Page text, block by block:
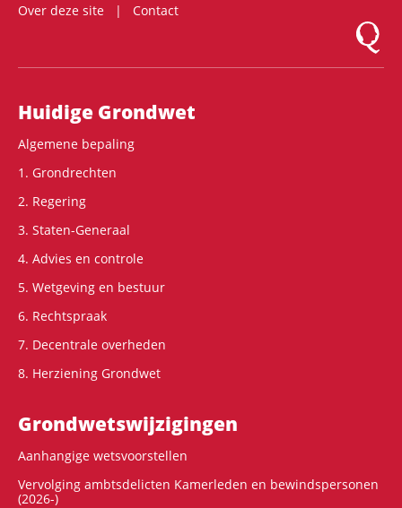
Over deze site
Contact
Logo
Hoofdnavigatie
Huidige Grondwet
Algemene bepaling
1. Grondrechten
2. Regering
3. Staten-Generaal
4. Advies en controle
5. Wetgeving en bestuur
6. Rechtspraak
7. Decentrale overheden
8. Herziening Grondwet
Grondwets­wijzigingen
Aanhangige wetsvoorstellen
Vervolging ambtsdelicten Kamerleden en bewindspersonen
(2026-)